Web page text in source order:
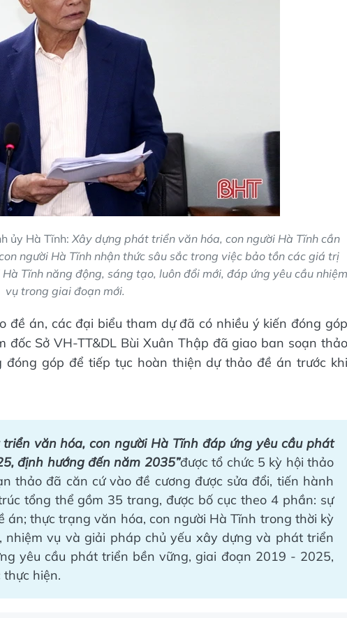
ủy Hà Tĩnh:Xây dựng phát triển văn hóa, con người Hà Tĩnh cần
người Hà Tĩnh nhận thức sâu sắc trong việc bảo tồn các giá trị
Tĩnh năng động, sáng tạo, luôn đổi mới, đáp ứng yêu cầu nhiệm
vụ trong giai đoạn mới.
đề án, các đại biểu tham dự đã có nhiều ý kiến đóng góp
đốc Sở VH-TT&DL Bùi Xuân Thập đã giao ban soạn thảo
góp để tiếp tục hoàn thiện dự thảo đề án trước khi
văn hóa, con người Hà Tĩnh đáp ứng yêu cầu phát
định hướng đến năm 2035”được tổ chức 5 kỳ hội thảo
thảo đã căn cứ vào đề cương được sửa đổi, tiến hành
tổng thể gồm 35 trang, được bố cục theo 4 phần: sự
thực trạng văn hóa, con người Hà Tĩnh trong thời kỳ
nhiệm vụ và giải pháp chủ yếu xây dựng và phát triển
yêu cầu phát triển bền vững, giai đoạn 2019 - 2025,
hiện.